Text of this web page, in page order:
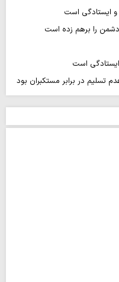
و ایستادگی است
را برهم زده است
است
تسلیم در برابر مستکبران بود